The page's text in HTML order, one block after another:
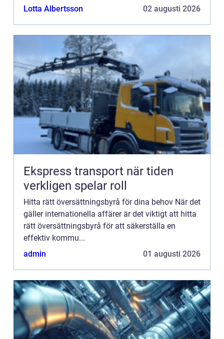
Lotta Albertsson 02 augusti 2026
Ekspress transport när tiden
verkligen spelar roll
Hitta rätt översättningsbyrå för dina behov När det
gäller internationella affärer är det viktigt att hitta
rätt översättningsbyrå för att säkerställa en
effektiv kommu...
admin
01 augusti 2026